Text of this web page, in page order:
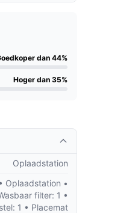
dan 44%
Hoger dan 35%
Oplaadstation
Oplaadstation •
filter: 1 •
1 • Placemat